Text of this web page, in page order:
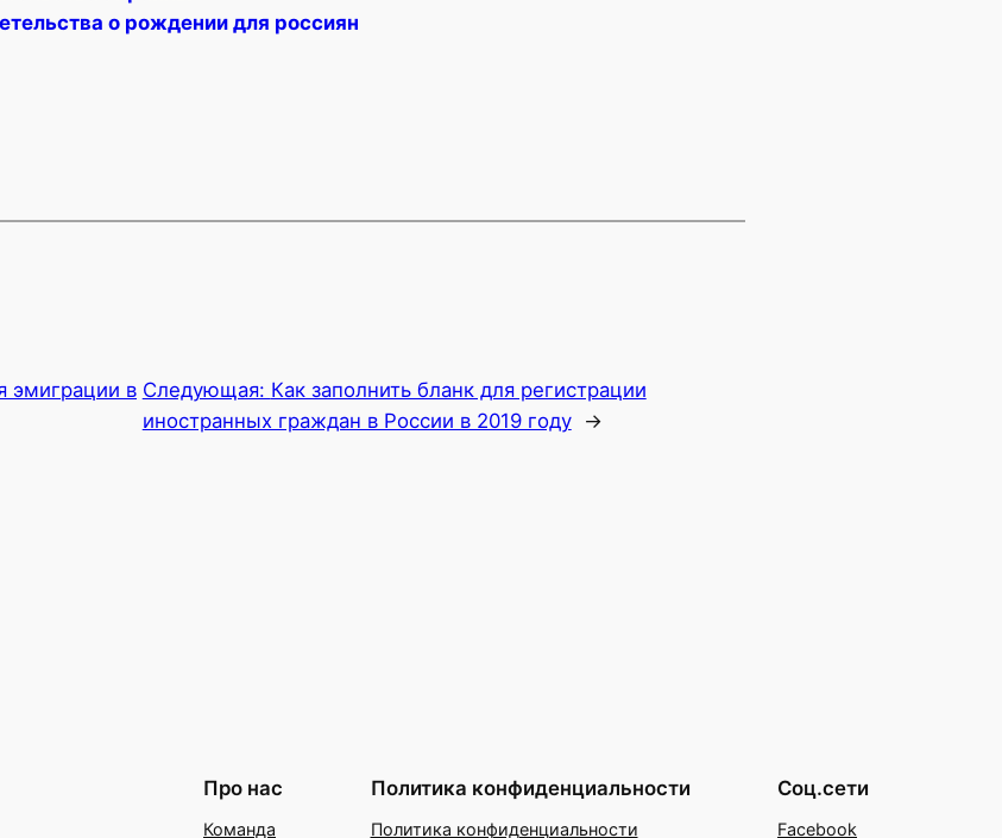
о рождении для россиян
эмиграции в Следующая: Как заполнить бланк для регистрации
иностранных граждан в России в 2019 году
→
Про нас
Команда
Политика конфиденциальности
Политика конфиденциальности
Соц.сети
Facebook